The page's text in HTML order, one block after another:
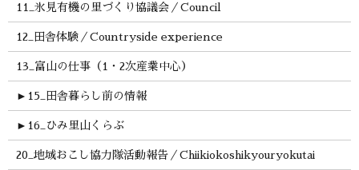
11_氷見有機の里づくり協議会／Council
12_田舎体験／Countryside experience
13_富山の仕事（1・2次産業中心）
► 15_田舎暮らし前の情報
► 16_ひみ里山くらぶ
20_地域おこし協力隊活動報告／Chiikiokoshikyouryokutai